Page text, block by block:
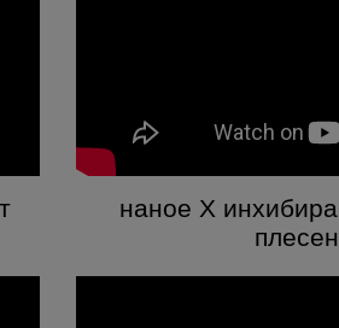
наное X